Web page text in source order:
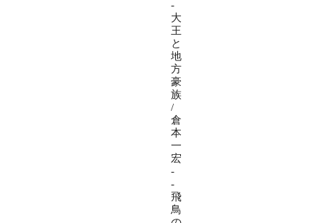
-
大
王
と
地
方
豪
族
/
倉
本
一
宏
-
-
飛
鳥